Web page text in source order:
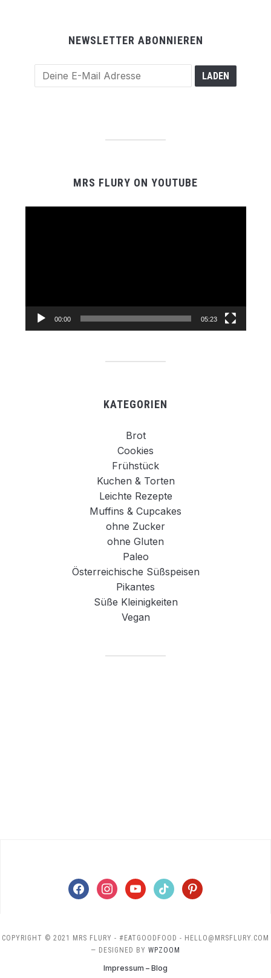
NEWSLETTER ABONNIEREN
MRS FLURY ON YOUTUBE
00:00 05:23
KATEGORIEN
Brot
Cookies
Frühstück
Kuchen & Torten
Leichte Rezepte
Muffins & Cupcakes
ohne Zucker
ohne Gluten
Paleo
Österreichische Süßspeisen
Pikantes
Süße Kleinigkeiten
Vegan
facebookinstagramyoutubetiktok pinterest
COPYRIGHT © 2021 MRS FLURY - #EATGOODFOOD - HELLO@MRSFLURY.COM
— DESIGNED BY WPZOOM
Impressum – Blog